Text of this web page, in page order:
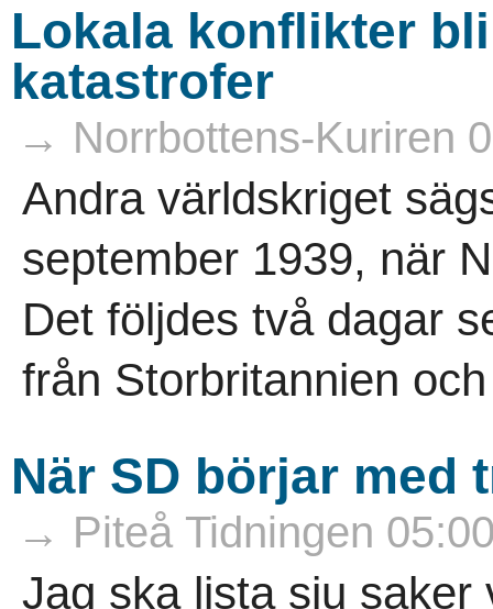
Lokala konflikter
katastrofer
→ Norrbottens-Kuriren
Andra världskriget
september 1939, när
Det följdes två dagar
från Storbritannien
När SD börjar med
→ Piteå Tidningen
Jag ska lista sju saker